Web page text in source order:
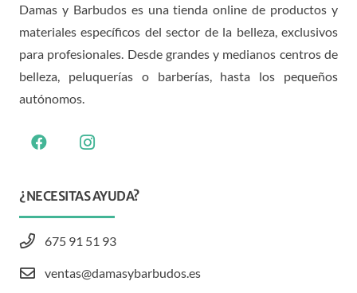
Damas y Barbudos es una tienda online de productos y
materiales específicos del sector de la belleza, exclusivos
para profesionales. Desde grandes y medianos centros de
belleza, peluquerías o barberías, hasta los pequeños
autónomos.
¿NECESITAS AYUDA?
675 91 51 93
ventas@damasybarbudos.es